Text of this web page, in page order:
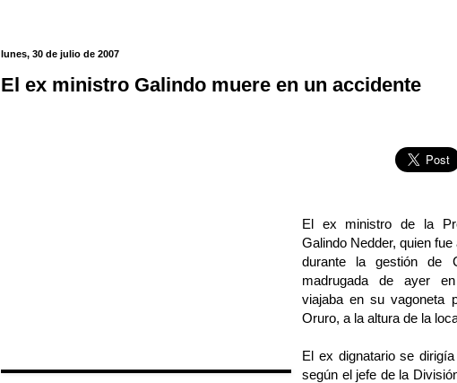
lunes, 30 de julio de 2007
El ex ministro Galindo muere en un accidente
El ex ministro de la
Galindo Nedder, quien
durante la gestión de
madrugada de ayer
viajaba en su vagoneta
Oruro, a la altura de la
El ex dignatario se
según el jefe de la